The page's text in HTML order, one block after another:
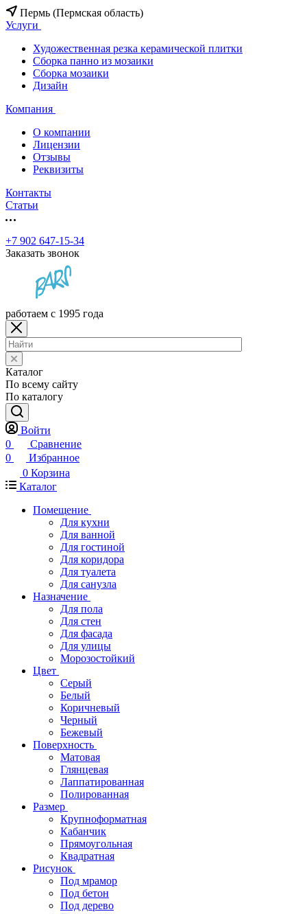
Пермь (Пермская область)
Услуги
Художественная резка керамической плитки
Сборка панно из мозаики
Сборка мозаики
Дизайн
Компания
О компании
Лицензии
Отзывы
Реквизиты
Контакты
Статьи
+7 902 647-15-34
Заказать звонок
работаем с 1995 года
Каталог
По всему сайту
По каталогу
Войти
0
Сравнение
0
Избранное
0 Корзина
Каталог
Помещение
Для кухни
Для ванной
Для гостиной
Для коридора
Для туалета
Для санузла
Назначение
Для пола
Для стен
Для фасада
Для улицы
Морозостойкий
Цвет
Серый
Белый
Коричневый
Черный
Бежевый
Поверхность
Матовая
Глянцевая
Лаппатированная
Полированная
Размер
Крупноформатная
Кабанчик
Прямоугольная
Квадратная
Рисунок
Под мрамор
Под бетон
Под дерево